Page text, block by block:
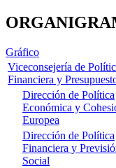
Gráfico
Viceconsejería de
Financiera y
Dirección de Política
Económica y
Europea
Dirección de Política
Financiera y
Social